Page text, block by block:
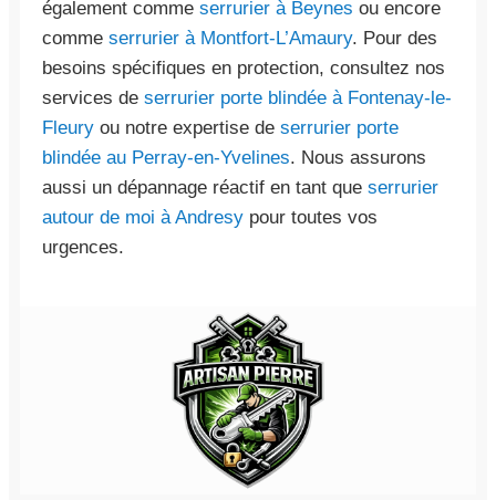
également comme serrurier à Beynes ou encore
comme serrurier à Montfort-L’Amaury. Pour des
besoins spécifiques en protection, consultez nos
services de serrurier porte blindée à Fontenay-le-
Fleury ou notre expertise de serrurier porte
blindée au Perray-en-Yvelines. Nous assurons
aussi un dépannage réactif en tant que serrurier
autour de moi à Andresy pour toutes vos
urgences.